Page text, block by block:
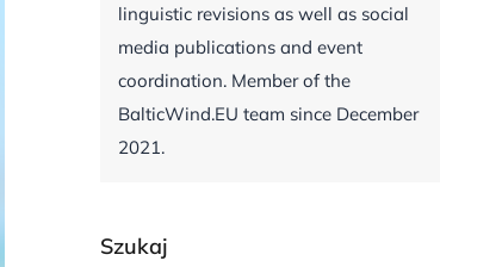
linguistic revisions as well as social
media publications and event
coordination. Member of the
BalticWind.EU team since December
2021.
Szukaj